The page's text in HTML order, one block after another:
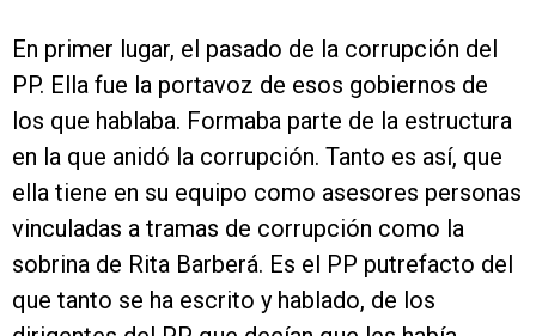
En primer lugar, el pasado de la corrupción del
PP. Ella fue la portavoz de esos gobiernos de
los que hablaba. Formaba parte de la estructura
en la que anidó la corrupción. Tanto es así, que
ella tiene en su equipo como asesores personas
vinculadas a tramas de corrupción como la
sobrina de Rita Barberá. Es el PP putrefacto del
que tanto se ha escrito y hablado, de los